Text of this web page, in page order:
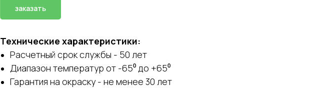
заказать
Технические характеристики:
Расчетный срок службы - 50 лет
Диапазон температур от -65⁰ до +65⁰
Гарантия на окраску - не менее 30 лет